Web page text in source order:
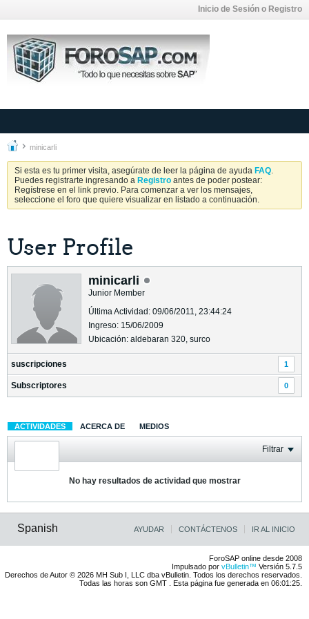
Inicio de Sesión o Registro
minicarli
Si esta es tu primer visita, asegúrate de leer la página de ayuda FAQ.
Puedes registrarte ingresando a Registro antes de poder postear:
Regístrese en el link previo. Para comenzar a ver los mensajes,
seleccione el foro que quiere visualizar en listado a continuación.
User Profile
minicarli
Junior Member
Última Actividad: 09/06/2011, 23:44:24
Ingreso: 15/06/2009
Ubicación: aldebaran 320, surco
suscripciones 1
Subscriptores 0
ACTIVIDADES ACERCA DE MEDIOS
Filtrar
No hay resultados de actividad que mostrar
Spanish AYUDAR CONTÁCTENOS IR AL INICIO
ForoSAP online desde 2008
Impulsado por vBulletin™ Versión 5.7.5
Derechos de Autor © 2026 MH Sub I, LLC dba vBulletin. Todos los derechos reservados.
Todas las horas son GMT . Esta página fue generada en 06:01:25.